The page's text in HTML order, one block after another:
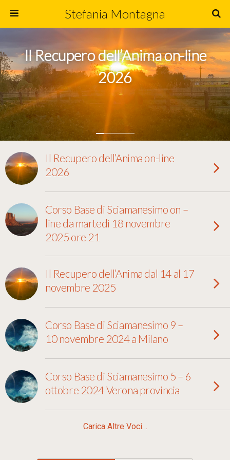
Stefania Montagna
Il Recupero dell’Anima on-line
2026
Il Recupero dell’Anima on-line
2026
Corso Base di Sciamanesimo on –
line da martedì 18 novembre
2025 ore 21
Il Recupero dell’Anima dal 14 al 17
novembre 2025
Corso Base di Sciamanesimo 9 –
10 novembre 2024 a Milano
Corso Base di Sciamanesimo 5 – 6
ottobre 2024 Verona provincia
Carica Altre Voci…